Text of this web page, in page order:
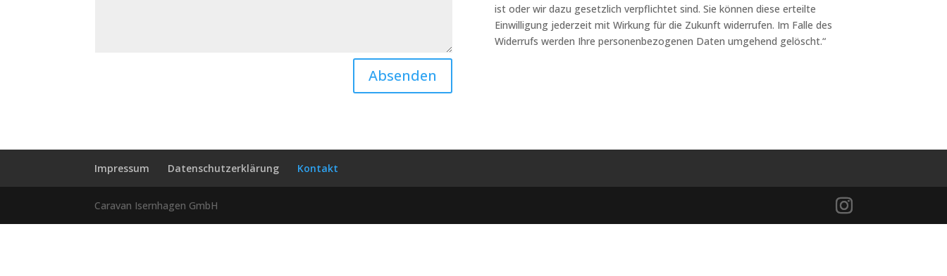
Absenden
ist oder wir dazu gesetzlich verpflichtet sind. Sie können diese erteilte
Einwilligung jederzeit mit Wirkung für die Zukunft widerrufen. Im Falle des
Widerrufs werden Ihre personenbezogenen Daten umgehend gelöscht.“
Impressum Datenschutzerklärung Kontakt
Caravan Isernhagen GmbH